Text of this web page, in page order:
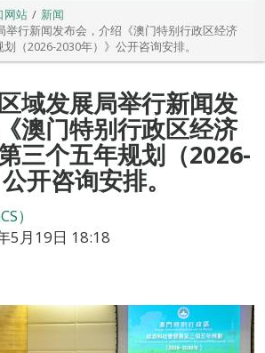
网站
新闻
举行新闻发布会，介绍《澳门特别行政区经济
（2026-2030年）》公开咨询安排。
域发展局举行新闻发
澳门特别行政区经济
三个五年规划（2026-
开咨询安排。
）
5月19日 18:18